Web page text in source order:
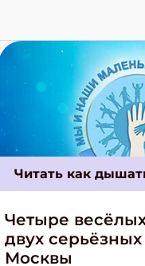
Читать как
Четыре
двух
Москвы